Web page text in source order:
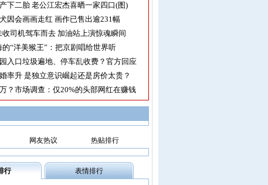
下二胎 老公江宏杰喜晒一家四口(图)
因会画画走红 画作已售出逾231幅
收司机驾车而去 加油站上演惊魂瞬间
的“洋美猴王”：把京剧唱给世界听
入口垃圾遍地、停车乱收费？官方回应
率升 是独立意识崛起还是房价太贵？
？市场调查：仅20%的头部网红在赚钱
网友热议 热贴排行
行 表情排行